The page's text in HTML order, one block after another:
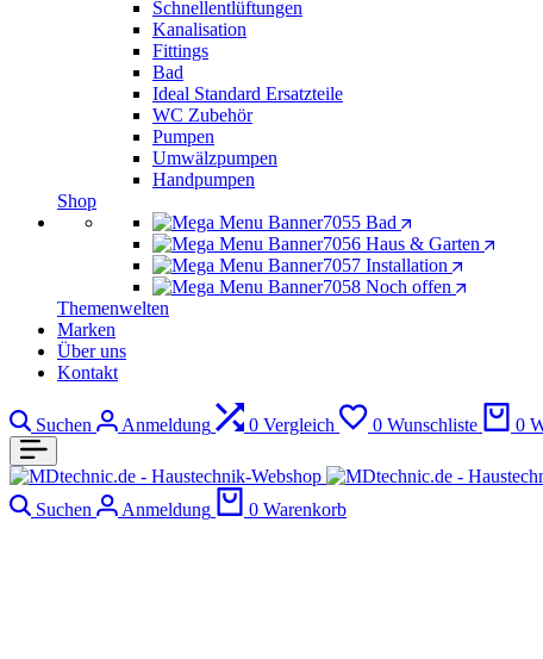
Schnellentlüftungen
Kanalisation
Fittings
Bad
Ideal Standard Ersatzteile
WC Zubehör
Pumpen
Umwälzpumpen
Handpumpen
Shop
Bad
Haus & Garten
Installation
Noch offen
Themenwelten
Marken
Über uns
Kontakt
Suchen Anmeldung 0 Vergleich 0 Wunschliste 0
Suchen Anmeldung 0 Warenkorb